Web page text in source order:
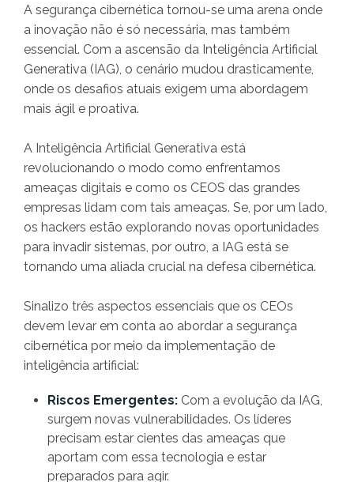
A segurança cibernética tornou-se uma arena onde
a inovação não é só necessária, mas também
essencial. Com a ascensão da Inteligência Artificial
Generativa (IAG), o cenário mudou drasticamente,
onde os desafios atuais exigem uma abordagem
mais ágil e proativa.
A Inteligência Artificial Generativa está
revolucionando o modo como enfrentamos
ameaças digitais e como os CEOS das grandes
empresas lidam com tais ameaças. Se, por um lado,
os hackers estão explorando novas oportunidades
para invadir sistemas, por outro, a IAG está se
tornando uma aliada crucial na defesa cibernética.
Sinalizo três aspectos essenciais que os CEOs
devem levar em conta ao abordar a segurança
cibernética por meio da implementação de
inteligência artificial:
Riscos Emergentes: Com a evolução da IAG,
surgem novas vulnerabilidades. Os líderes
precisam estar cientes das ameaças que
aportam com essa tecnologia e estar
preparados para agir.